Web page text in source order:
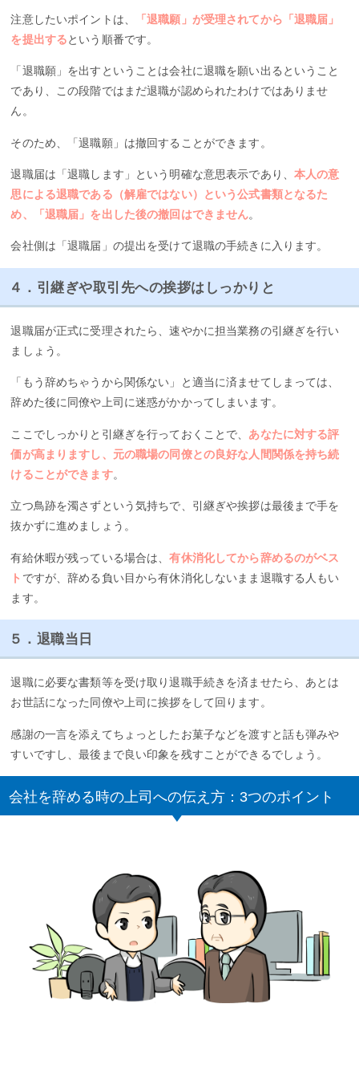
注意したいポイントは、
「退職願」が受理されてから「退職届」
を提出するという順番です。
「退職願」を出すということは会社に退職を願い出るということ
であり、この段階ではまだ退職が認められたわけではありませ
ん。
そのため、「退職願」は撤回することができます。
退職届は「退職します」という明確な意思表示であり、本人の意
思による退職である（解雇ではない）という公式書類となるた
め、「退職届」を出した後の撤回はできません。
会社側は「退職届」の提出を受けて退職の手続きに入ります。
４．引継ぎや取引先への挨拶はしっかりと
退職届が正式に受理されたら、速やかに担当業務の引継ぎを行い
ましょう。
「もう辞めちゃうから関係ない」と適当に済ませてしまっては、
辞めた後に同僚や上司に迷惑がかかってしまいます。
ここでしっかりと引継ぎを行っておくことで、 あなたに対する評
価が高まりますし、元の職場の同僚との良好な人間関係を持ち続
けることができます。
立つ鳥跡を濁さずという気持ちで、引継ぎや挨拶は最後まで手を
抜かずに進めましょう。
有給休暇が残っている場合は、有休消化してから辞めるのがベス
ト ですが、辞める負い目から有休消化しないまま退職する人もい
ます。
５．退職当日
退職に必要な書類等を受け取り退職手続きを済ませたら、あとは
お世話になった同僚や上司に挨拶をして回ります。
感謝の一言を添えてちょっとしたお菓子などを渡すと話も弾みや
すいですし、最後まで良い印象を残すことができるでしょう。
会社を辞める時の上司への伝え方：3つのポイント